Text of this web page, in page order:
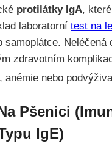
protilátky IgA,
laboratorní test na
samoplátce. Neléčená
zdravotním
anémie nebo
Pšenici
IgE)